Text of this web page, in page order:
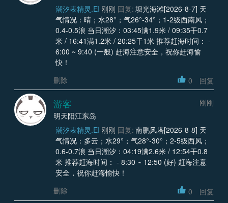
潮汐表精灵.EI 刚刚 回复: 坝光海滩[2026-8-7] 天
气情况：晴；水28°；气26°-34°；1-2级西南风；
0.4-0.5浪 当日潮汐：03:45满1.9米 / 09:35干0.7
米 / 16:41满1.2米 / 20:25干1米 推荐赶海时间： -
6:00 ~ 9:40 (一般) 赶海注意安全，祝你赶海愉
快！
删除
0 回复
游客
刚刚
明天阳江东岛
潮汐表精灵.EI 刚刚 回复: 南鹏风塔[2026-8-8] 天
气情况：多云；水29°；气28°-30°；2-5级西风；
0.6-0.7浪 当日潮汐：04:19满2.6米 / 12:54干0.8
米 推荐赶海时间： - 8:30 ~ 12:50 (好) 赶海注意
安全，祝你赶海愉快！
删除
0 回复